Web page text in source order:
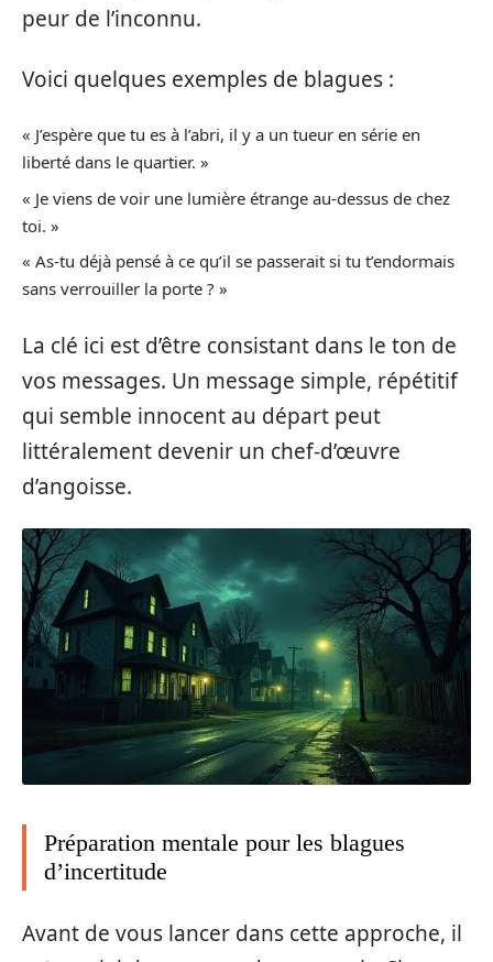
peur de l’inconnu.
Voici quelques exemples de blagues :
« J’espère que tu es à l’abri, il y a un tueur en série en
liberté dans le quartier. »
« Je viens de voir une lumière étrange au-dessus de chez
toi. »
« As-tu déjà pensé à ce qu’il se passerait si tu t’endormais
sans verrouiller la porte ? »
La clé ici est d’être consistant dans le ton de
vos messages. Un message simple, répétitif
qui semble innocent au départ peut
littéralement devenir un chef-d’œuvre
d’angoisse.
Préparation mentale pour les blagues
d’incertitude
Avant de vous lancer dans cette approche, il